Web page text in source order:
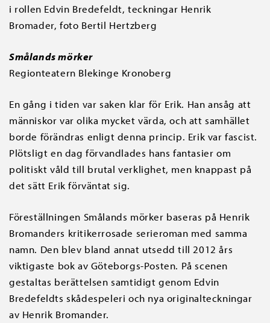
i rollen Edvin Bredefeldt, teckningar Henrik
Bromader, foto Bertil Hertzberg
Smålands mörker
Regionteatern Blekinge Kronoberg
En gång i tiden var saken klar för Erik. Han ansåg att
människor var olika mycket värda, och att samhället
borde förändras enligt denna princip. Erik var fascist.
Plötsligt en dag förvandlades hans fantasier om
politiskt våld till brutal verklighet, men knappast på
det sätt Erik förväntat sig.
Föreställningen Smålands mörker baseras på Henrik
Bromanders kritikerrosade serieroman med samma
namn. Den blev bland annat utsedd till 2012 års
viktigaste bok av Göteborgs-Posten. På scenen
gestaltas berättelsen samtidigt genom Edvin
Bredefeldts skådespeleri och nya originalteckningar
av Henrik Bromander.